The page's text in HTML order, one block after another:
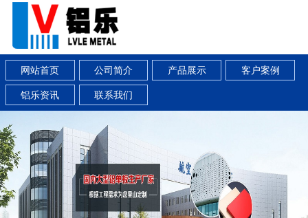
网站首页 公司简介 产品展示 客户案例
铝乐资讯 联系我们